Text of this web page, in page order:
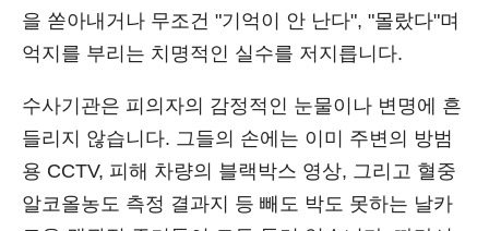
을 쏟아내거나 무조건 "기억이 안 난다", "몰랐다"며
억지를 부리는 치명적인 실수를 저지릅니다.
수사기관은 피의자의 감정적인 눈물이나 변명에 흔
들리지 않습니다. 그들의 손에는 이미 주변의 방범
용 CCTV, 피해 차량의 블랙박스 영상, 그리고 혈중
알코올농도 측정 결과지 등 빼도 박도 못하는 날카